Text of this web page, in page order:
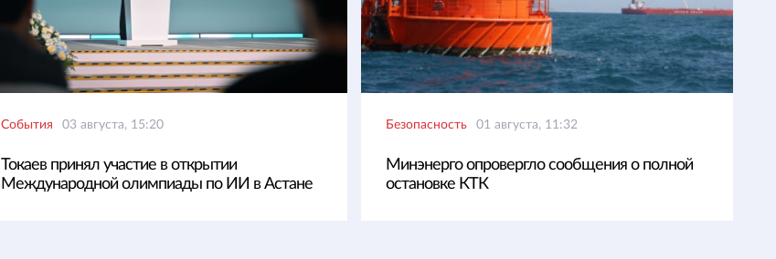
События 03 августа, 15:20
Токаев принял участие в открытии
Международной олимпиады по ИИ в Астане
Безопасность 01 августа, 11:32
Минэнерго опровергло сообщения о полной
остановке КТК